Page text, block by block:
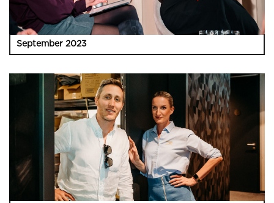
September 2023